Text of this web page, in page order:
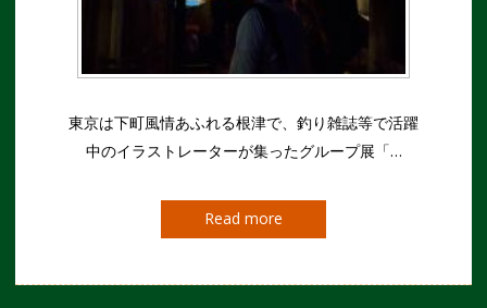
東京は下町風情あふれる根津で、釣り雑誌等で活躍
中のイラストレーターが集ったグループ展「…
Read more